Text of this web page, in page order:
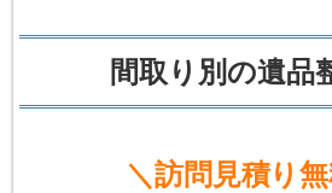
間取り別の遺品
＼訪問見積り